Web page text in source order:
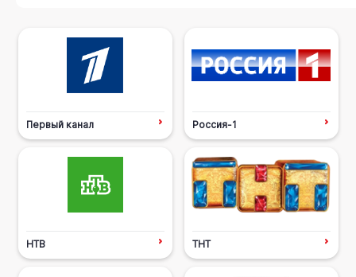
Первый канал Россия-1
НТВ ТНТ